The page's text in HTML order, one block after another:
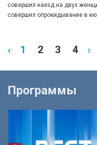
совершил наезд на двух
совершил опрокидывание в
‹ 1 2 3 4 ›
Программы